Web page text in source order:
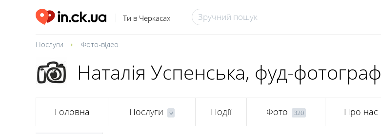
Ти в Черкасах
Послуги Фото-відео
Наталія Успенська, фуд-фотограф
Головна Послуги 9 Події Фото 320 Про нас